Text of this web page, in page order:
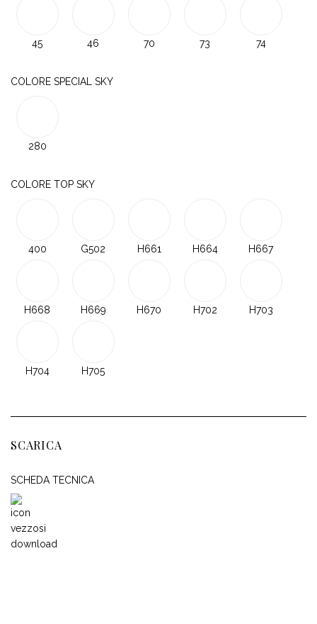
45 46 70 73 74
COLORE SPECIAL SKY
280
COLORE TOP SKY
400 G502 H661 H664 H667
H668 H669 H670 H702 H703
H704 H705
SCARICA
SCHEDA TECNICA